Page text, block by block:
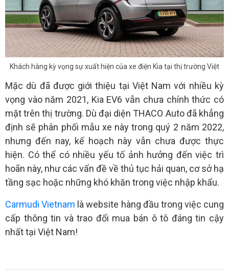
Khách hàng kỳ vọng sự xuất hiện của xe điện Kia tại thị trường Việt
Mặc dù đã được giới thiệu tại Việt Nam với nhiều kỳ
vọng vào năm 2021, Kia EV6 vẫn chưa chính thức có
mặt trên thị trường. Dù đại diện THACO Auto đã khẳng
định sẽ phân phối mẫu xe này trong quý 2 năm 2022,
nhưng đến nay, kế hoạch này vẫn chưa được thực
hiện. Có thể có nhiều yếu tố ảnh hưởng đến việc trì
hoãn này, như các vấn đề về thủ tục hải quan, cơ sở hạ
tầng sạc hoặc những khó khăn trong việc nhập khẩu.
Carmudi Vietnam là website hàng đầu trong việc cung
cấp thông tin và trao đổi mua bán ô tô đáng tin cậy
nhất tại Việt Nam!